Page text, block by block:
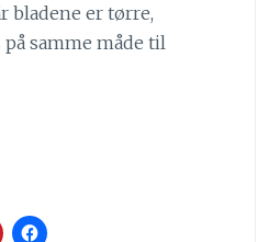
bladene er tørre,
samme måde til